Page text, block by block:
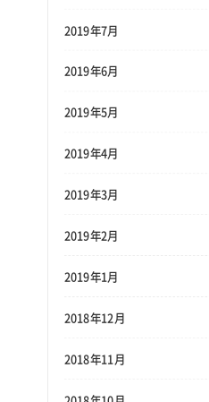
2019年7月
2019年6月
2019年5月
2019年4月
2019年3月
2019年2月
2019年1月
2018年12月
2018年11月